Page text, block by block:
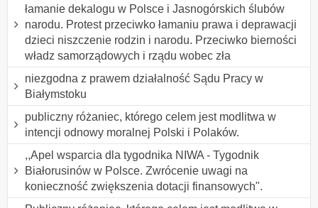
łamanie dekalogu w Polsce i Jasnogórskich ślubów
narodu. Protest przeciwko łamaniu prawa i deprawacji
dzieci niszczenie rodzin i narodu. Przeciwko bierności
władz samorządowych i rządu wobec zła
niezgodna z prawem działalność Sądu Pracy w
Białymstoku
publiczny różaniec, którego celem jest modlitwa w
intencji odnowy moralnej Polski i Polaków.
,,Apel wsparcia dla tygodnika NIWA - Tygodnik
Białorusinów w Polsce. Zwrócenie uwagi na
konieczność zwiększenia dotacji finansowych".